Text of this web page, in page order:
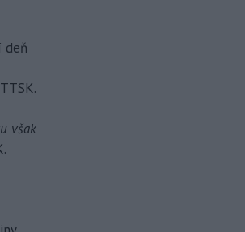
deň
však